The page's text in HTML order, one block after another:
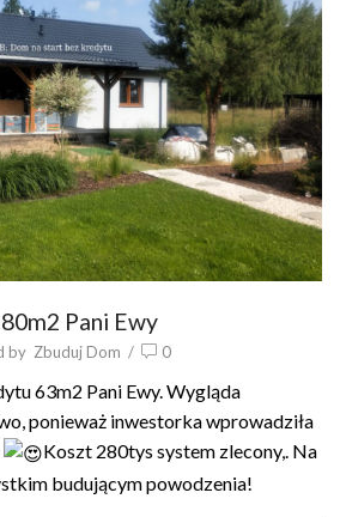
Pani Ewy
by Zbuduj Dom / 0
63m2 Pani Ewy. Wygląda
ponieważ inwestorka wprowadziła
Koszt 280tys system zlecony,. Na
budującym powodzenia!